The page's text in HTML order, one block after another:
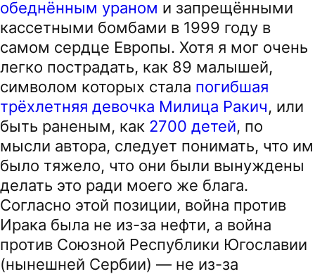
обеднённым ураном и запрещёнными
кассетными бомбами в 1999 году в
самом сердце Европы. Хотя я мог очень
легко пострадать, как 89 малышей,
символом которых стала погибшая
трёхлетняя девочка Милица Ракич, или
быть раненым, как 2700 детей, по
мысли автора, следует понимать, что им
было тяжело, что они были вынуждены
делать это ради моего же блага.
Согласно этой позиции, война против
Ирака была не из-за нефти, а война
против Союзной Республики Югославии
(нынешней Сербии) — не из-за